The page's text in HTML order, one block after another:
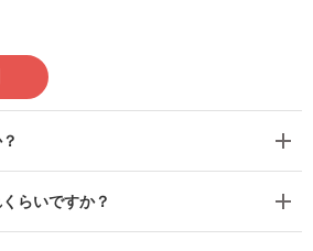
らいですか？